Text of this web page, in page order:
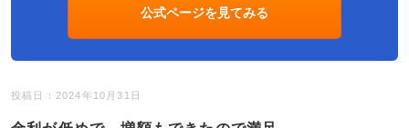
公式ページを見てみる
投稿日：2024年10月31日